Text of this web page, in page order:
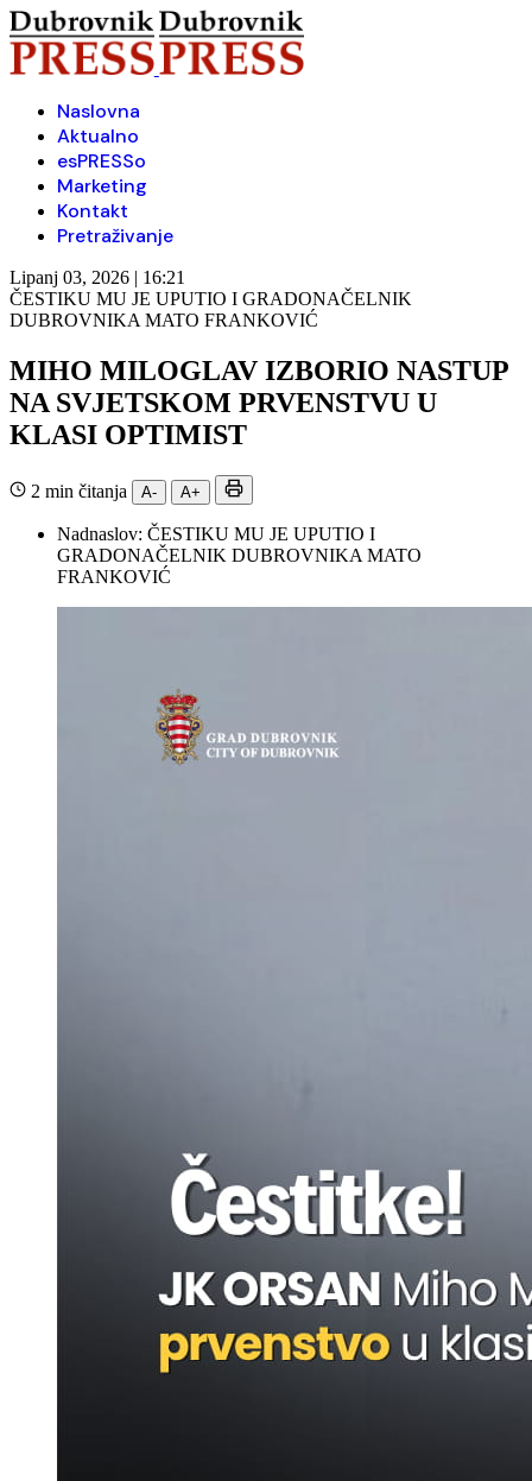
Naslovna
Aktualno
esPRESSo
Marketing
Kontakt
Pretraživanje
Lipanj 03, 2026 | 16:21
ČESTIKU MU JE UPUTIO I GRADONAČELNIK
DUBROVNIKA MATO FRANKOVIĆ
MIHO MILOGLAV IZBORIO NASTUP
NA SVJETSKOM PRVENSTVU U
KLASI OPTIMIST
2 min čitanja A- A+
Nadnaslov: ČESTIKU MU JE UPUTIO I
GRADONAČELNIK DUBROVNIKA MATO
FRANKOVIĆ